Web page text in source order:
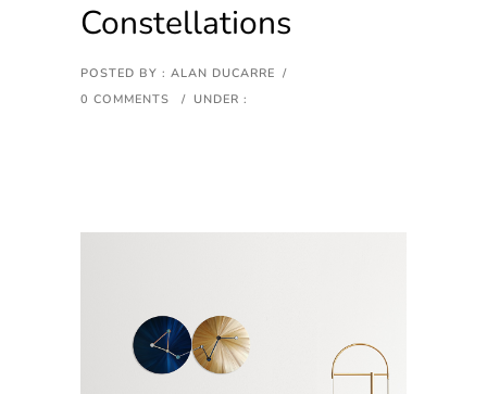
Constellations
POSTED BY : ALAN DUCARRE /
0 COMMENTS
/ UNDER :